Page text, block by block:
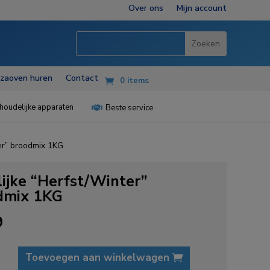
Over ons Mijn account
huren Contact 0 items
apparaten  Beste service
broodmix 1KG
“Herfst/Winter”
1KG
Toevoegen aan winkelwagen